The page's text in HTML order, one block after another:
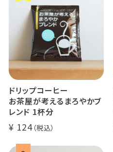
ドリップコーヒー
お茶屋が考えるまろやかブ
レンド 1杯分
124